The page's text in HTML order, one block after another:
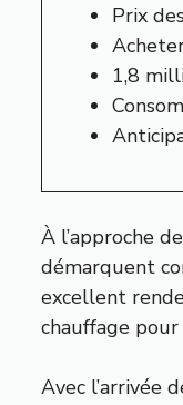
Prix des
1,8
À l’approche
démarquent
excellent
chauffage
Avec l’arrivée